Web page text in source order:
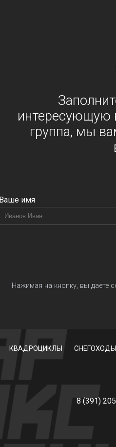
интересующую
группа, мы
Ваше имя
Нажимая на кнопку, вы даете
КВАДРОЦИКЛЫ СНЕГОХОДЫ
8 (391)